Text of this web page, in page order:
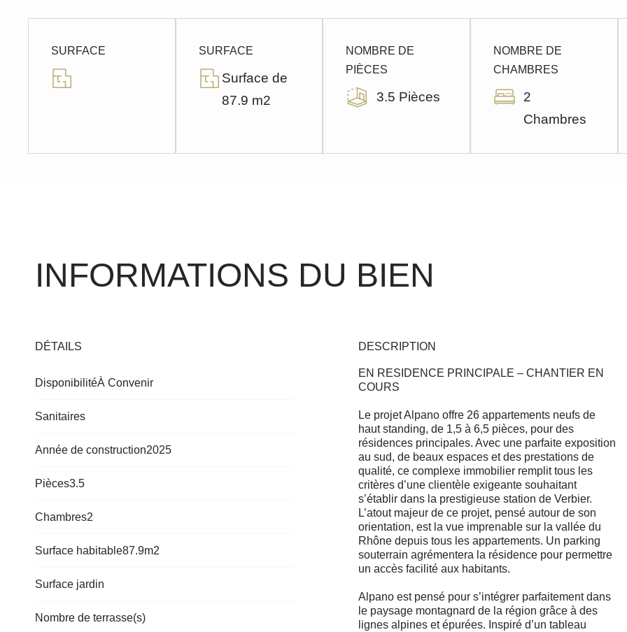
SURFACE SURFACE
Surface de
87.9 m2
NOMBRE DE
PIÈCES
3.5 Pièces
NOMBRE DE
CHAMBRES
2
Chambres
INFORMATIONS DU BIEN
DÉTAILS
DisponibilitéÀ Convenir
Sanitaires
Année de construction2025
Pièces3.5
Chambres2
Surface habitable87.9m2
Surface jardin
Nombre de terrasse(s)
DESCRIPTION
EN RESIDENCE PRINCIPALE – CHANTIER EN
COURS
Le projet Alpano offre 26 appartements neufs de
haut standing, de 1,5 à 6,5 pièces, pour des
résidences principales. Avec une parfaite exposition
au sud, de beaux espaces et des prestations de
qualité, ce complexe immobilier remplit tous les
critères d’une clientèle exigeante souhaitant
s’établir dans la prestigieuse station de Verbier.
L’atout majeur de ce projet, pensé autour de son
orientation, est la vue imprenable sur la vallée du
Rhône depuis tous les appartements. Un parking
souterrain agrémentera la résidence pour permettre
un accès facilité aux habitants.
Alpano est pensé pour s’intégrer parfaitement dans
le paysage montagnard de la région grâce à des
lignes alpines et épurées. Inspiré d’un tableau